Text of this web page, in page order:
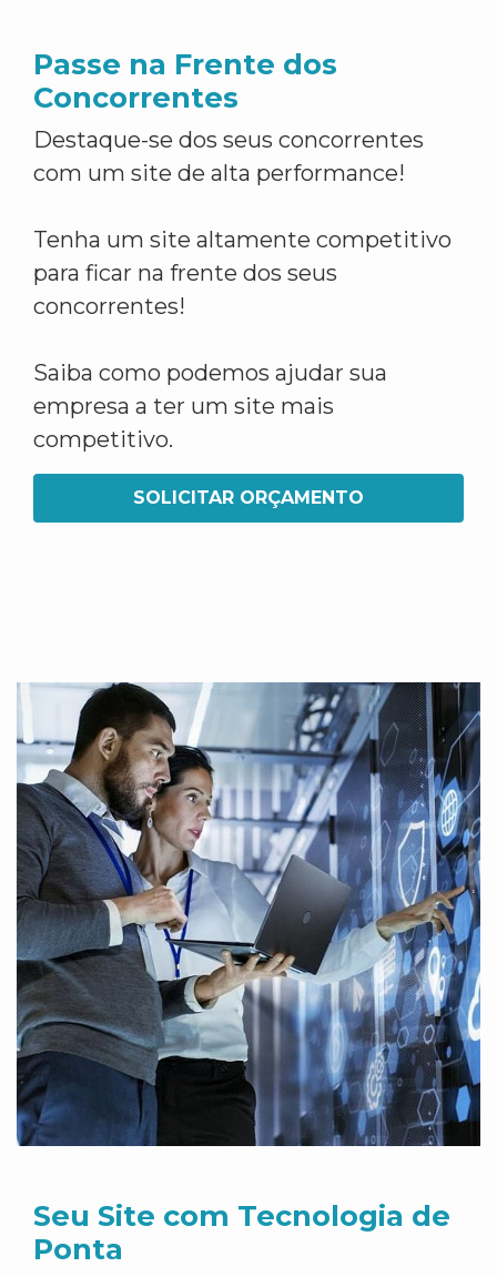
Passe na Frente dos
Concorrentes
Destaque-se dos seus concorrentes
com um site de alta performance!
Tenha um site altamente competitivo
para ficar na frente dos seus
concorrentes!
Saiba como podemos ajudar sua
empresa a ter um site mais
competitivo.
SOLICITAR ORÇAMENTO
Seu Site com Tecnologia de
Ponta